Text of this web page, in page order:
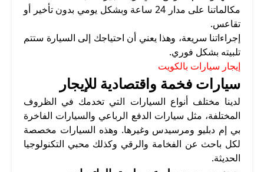
مكالماتنا على مدار 24 ساعة وبشكل يومي بدون تأخير أو
تقاعس.
إجراءاتنا سريعة، وهذا يعني أن احتياجك إلى السيارة ستتم
تلبيته بشكل فوري.
إيجار سيارات بالكويت
سيارات فخمة واقتصادية للإيجار
لدينا مختلف أنواع السيارات التي تخدمك في الظروف
المختلفة، مثل سيارات الدفع الرباعي والسيارات الفاخرة
بي إم دبليو ومرسيدس وغيرها. وهذه السيارات مخصصة
لكل باحث عن الفخامة والرقي وكذلك محبي التكنولوجيا
الحديثة.